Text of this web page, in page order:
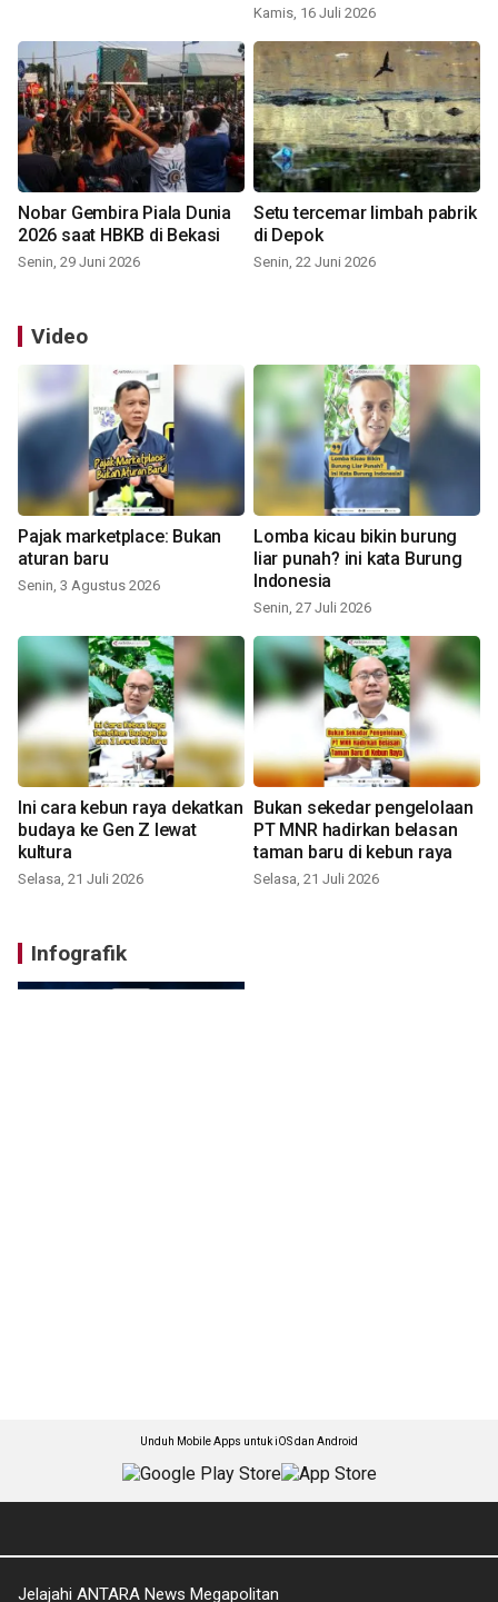
Kamis, 16 Juli 2026
Nobar Gembira Piala Dunia
2026 saat HBKB di Bekasi
Senin, 29 Juni 2026
Setu tercemar limbah pabrik
di Depok
Senin, 22 Juni 2026
Video
Pajak marketplace: Bukan
aturan baru
Senin, 3 Agustus 2026
Lomba kicau bikin burung
liar punah? ini kata Burung
Indonesia
Senin, 27 Juli 2026
Ini cara kebun raya dekatkan
budaya ke Gen Z lewat
kultura
Selasa, 21 Juli 2026
Bukan sekedar pengelolaan
PT MNR hadirkan belasan
taman baru di kebun raya
Selasa, 21 Juli 2026
Infografik
Unduh Mobile Apps untuk iOS dan Android
Jelajahi ANTARA News Megapolitan